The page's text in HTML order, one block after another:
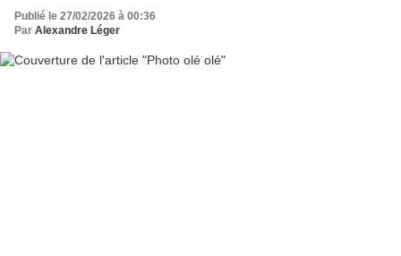
Publié le 27/02/2026 à 00:36
Par Alexandre Léger